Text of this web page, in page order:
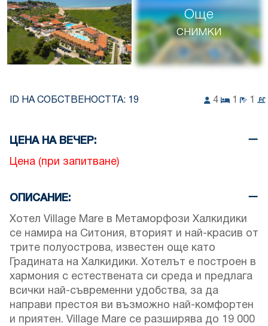
Още
снимки
ID НА СОБСТВЕНОСТТА: 19 4 1 1
ЦЕНА НА ВЕЧЕР:
Цена (при запитване)
ОПИСАНИЕ:
Хотел Village Mare в Метаморфози Халкидики
се намира на Ситония, вторият и най-красив от
трите полуострова, известен още като
Градината на Халкидики. Хотелът е построен в
хармония с естествената си среда и предлага
всички най-съвременни удобства, за да
направи престоя ви възможно най-комфортен
и приятен. Village Mare се разширява до 19 000